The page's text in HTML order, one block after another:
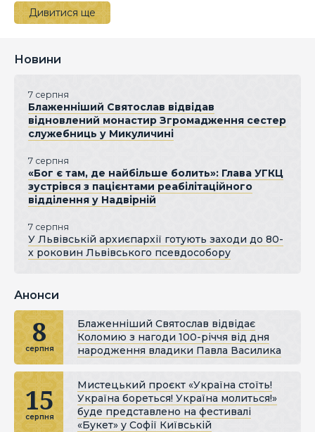
Дивитися ще
Новини
7 серпня
Блаженніший Святослав відвідав
відновлений монастир Згромадження сестер
служебниць у Микуличині
7 серпня
«Бог є там, де найбільше болить»: Глава УГКЦ
зустрівся з пацієнтами реабілітаційного
відділення у Надвірній
7 серпня
У Львівській архиєпархії готують заходи до 80-
х роковин Львівського псевдособору
Анонси
8
серпня
Блаженніший Святослав відвідає
Коломию з нагоди 100-річчя від дня
народження владики Павла Василика
15
серпня
Мистецький проєкт «Україна стоїть!
Україна бореться! Україна молиться!»
буде представлено на фестивалі
«Букет» у Софії Київській